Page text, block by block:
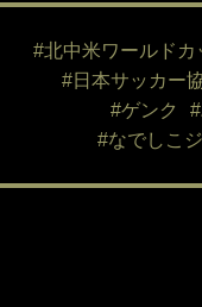
#北中米ワールドカ
#日本サッカー
#ゲンク
#なでしこ